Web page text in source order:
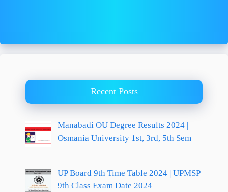
Recent Posts
Manabadi OU Degree Results 2024 |
Osmania University 1st, 3rd, 5th Sem
UP Board 9th Time Table 2024 | UPMSP
9th Class Exam Date 2024